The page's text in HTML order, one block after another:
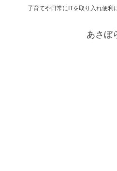
子育てや日常にITを取り入れ便利
あさぼ